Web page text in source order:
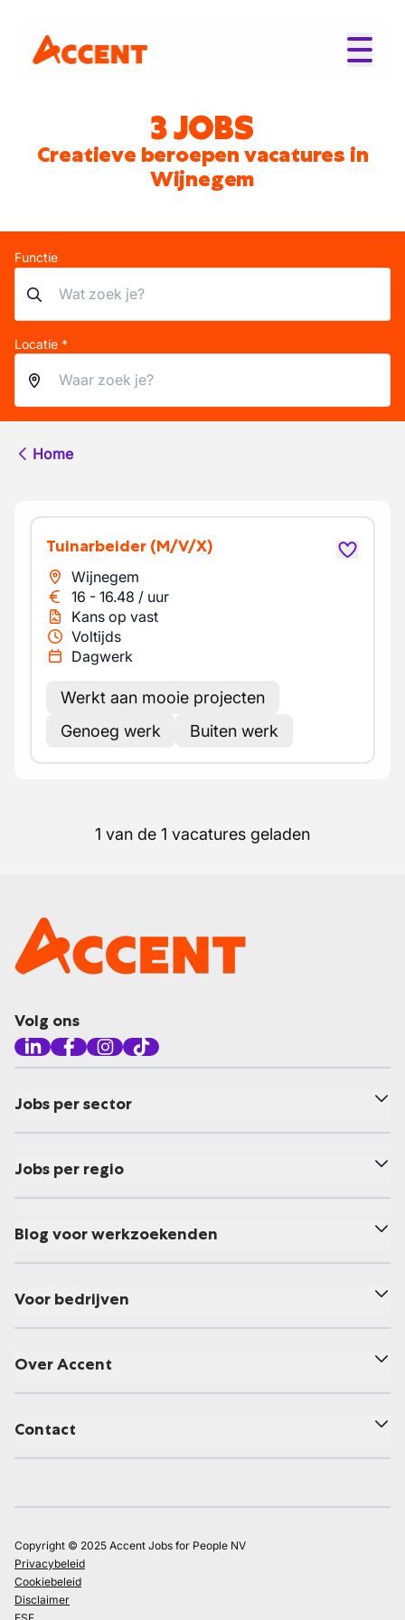
3 JOBS
Creatieve beroepen vacatures in
Wijnegem
Functie
Locatie *
Home
Tuinarbeider (M/V/X)
Wijnegem
16 - 16.48 / uur
Kans op vast
Voltijds
Dagwerk
Werkt aan mooie projecten
Genoeg werk
Buiten werk
1 van de 1 vacatures geladen
Volg ons
Jobs per sector
Jobs per regio
Blog voor werkzoekenden
Voor bedrijven
Over Accent
Contact
Copyright © 2025 Accent Jobs for People NV
Privacybeleid
Cookiebeleid
Disclaimer